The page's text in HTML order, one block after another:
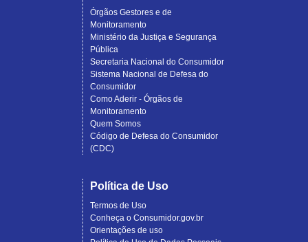
Órgãos Gestores e de
Monitoramento
Ministério da Justiça e Segurança
Pública
Secretaria Nacional do Consumidor
Sistema Nacional de Defesa do
Consumidor
Como Aderir - Órgãos de
Monitoramento
Quem Somos
Código de Defesa do Consumidor
(CDC)
Política de Uso
Termos de Uso
Conheça o Consumidor.gov.br
Orientações de uso